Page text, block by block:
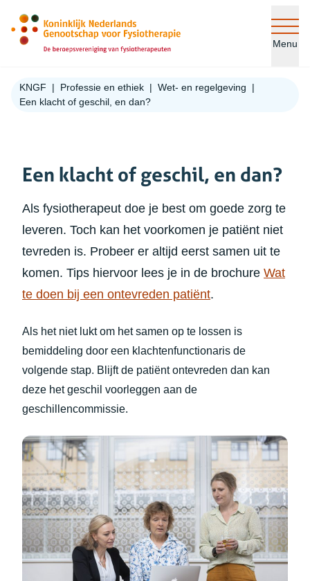
Ga naar de inhoud
Menu
KNGF Professie en ethiek
Wet- en regelgeving
Een klacht of geschil, en dan?
Een klacht of geschil, en dan?
Als fysiotherapeut doe je best om goede zorg te
leveren. Toch kan het voorkomen je patiënt niet
tevreden is. Probeer er altijd eerst samen uit te
komen. Tips hiervoor lees je in de brochure Wat
te doen bij een ontevreden patiënt(opent in nieuw
.
Als het niet lukt om het samen op te lossen is
bemiddeling door een klachtenfunctionaris de
volgende stap. Blijft de patiënt ontevreden dan kan
deze het geschil voorleggen aan de
geschillencommissie.